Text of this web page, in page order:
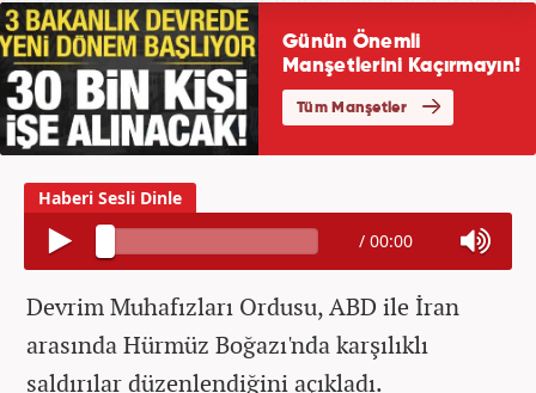
/ 00:00
Devrim Muhafızları Ordusu, ABD ile İran
arasında Hürmüz Boğazı'nda karşılıklı
saldırılar düzenlendiğini açıkladı.